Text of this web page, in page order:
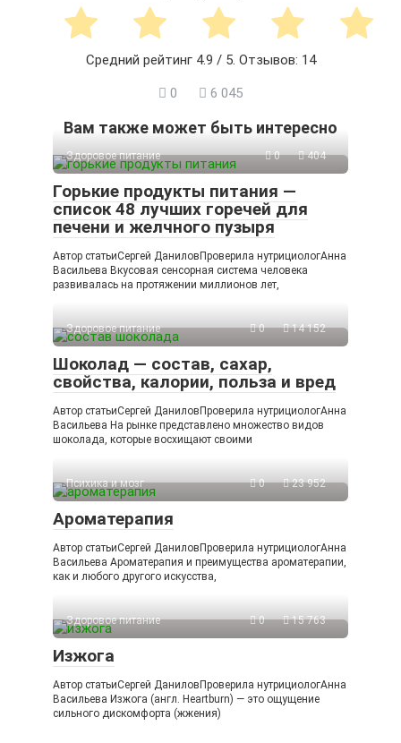
Средний рейтинг 4.9 / 5. Отзывов: 14
0 6 045
Вам также может быть интересно
Здоровое питание 0 404
Горькие продукты питания —
список 48 лучших горечей для
печени и желчного пузыря
Автор статьиСергей ДаниловПроверила нутрициологАнна
Васильева Вкусовая сенсорная система человека
развивалась на протяжении миллионов лет,
Здоровое питание 0 14 152
Шоколад — состав, сахар,
свойства, калории, польза и вред
Автор статьиСергей ДаниловПроверила нутрициологАнна
Васильева На рынке представлено множество видов
шоколада, которые восхищают своими
Психика и мозг 0 23 952
Ароматерапия
Автор статьиСергей ДаниловПроверила нутрициологАнна
Васильева Ароматерапия и преимущества ароматерапии,
как и любого другого искусства,
Здоровое питание 0 15 763
Изжога
Автор статьиСергей ДаниловПроверила нутрициологАнна
Васильева Изжога (англ. Heartburn) — это ощущение
сильного дискомфорта (жжения)